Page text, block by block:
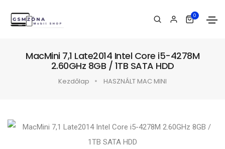
0
MacMini 7,1 Late2014 Intel Core i5-4278M
2.60GHz 8GB / 1TB SATA HDD
Kezdőlap HASZNÁLT MAC MINI